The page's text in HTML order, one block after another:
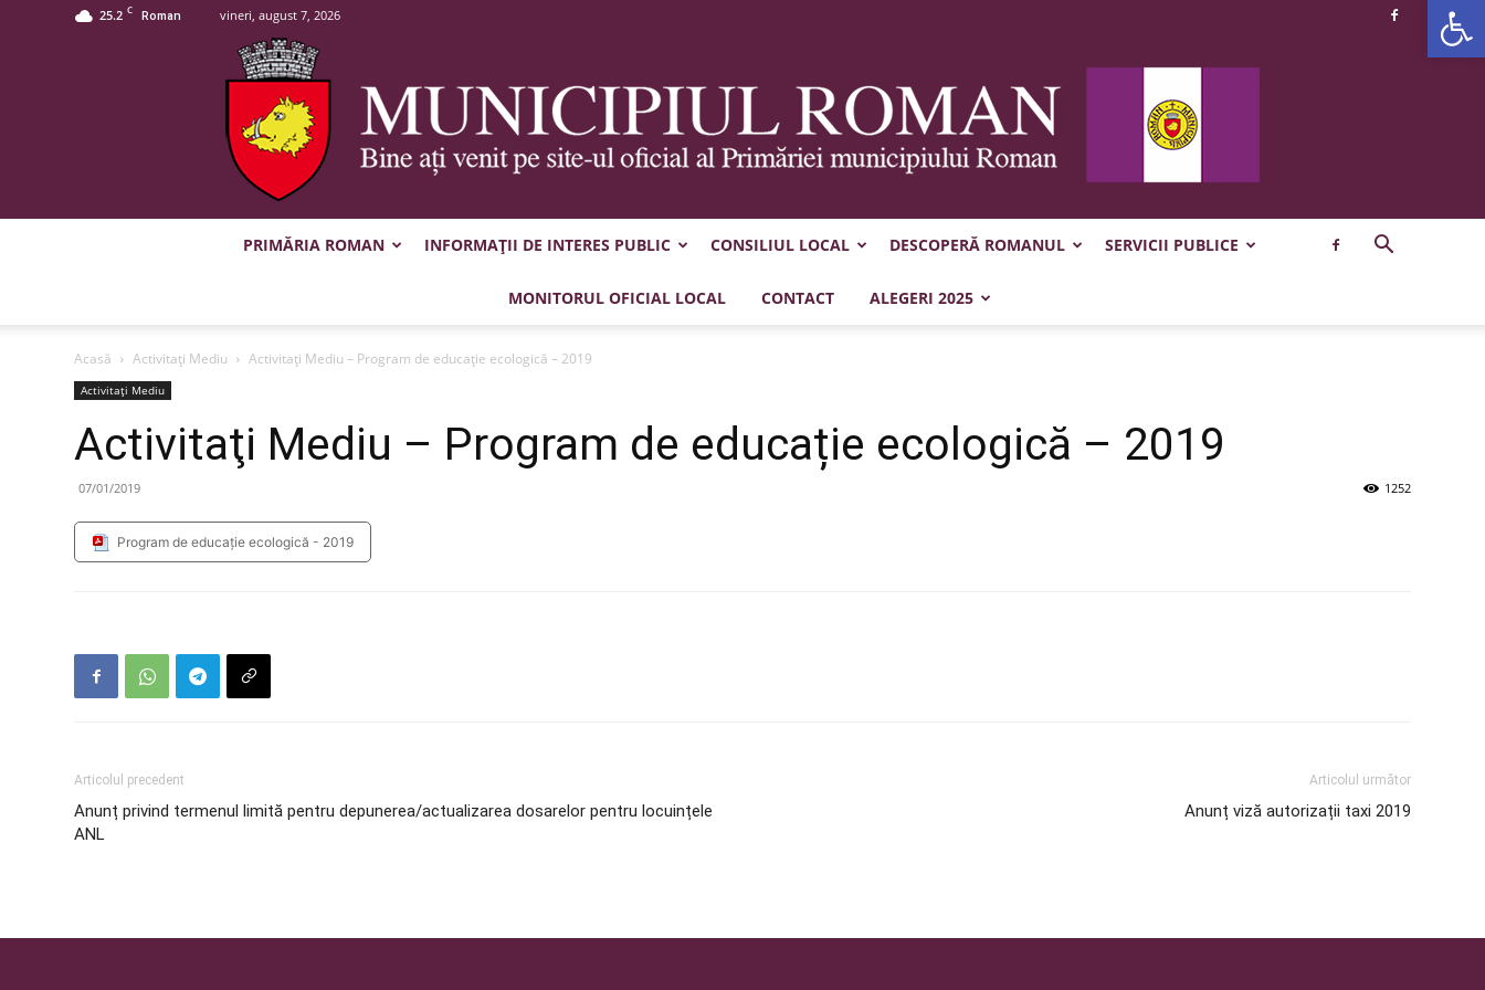
25.2 C Roman vineri, august 7, 2026
Municipiul
Roman
PRIMĂRIA ROMAN INFORMAȚII DE INTERES PUBLIC CONSILIUL LOCAL DESCOPERĂ ROMANUL SERVICII PUBLICE
MONITORUL OFICIAL LOCAL CONTACT ALEGERI 2025
Acasă Activitaţi Mediu Activitaţi Mediu – Program de educație ecologică – 2019
Activitaţi Mediu
Activitaţi Mediu – Program de educație ecologică – 2019
07/01/2019 1252
Program de educație ecologică - 2019
Articolul precedent
Anunț privind termenul limită pentru depunerea/actualizarea dosarelor pentru locuințele
ANL
Articolul următor
Anunț viză autorizații taxi 2019